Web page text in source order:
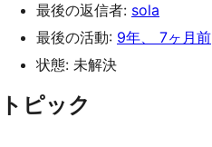
最後の返信者: sola
最後の活動: 9年、 7ヶ月前
状態: 未解決
トピック